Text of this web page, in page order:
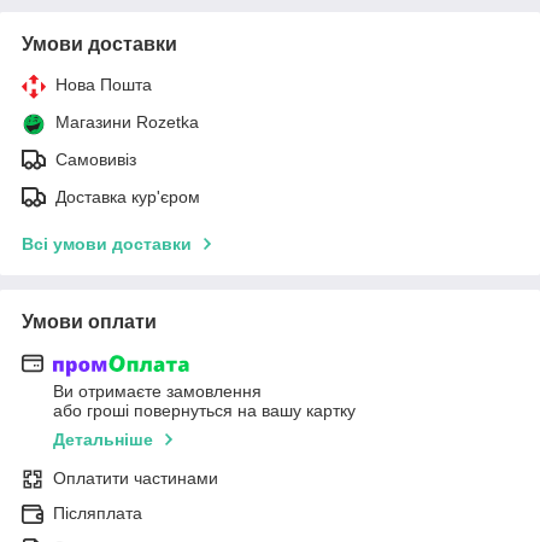
Умови доставки
Нова Пошта
Магазини Rozetka
Самовивіз
Доставка кур'єром
Всі умови доставки
Умови оплати
Ви отримаєте замовлення
або гроші повернуться на вашу картку
Детальніше
Оплатити частинами
Післяплата